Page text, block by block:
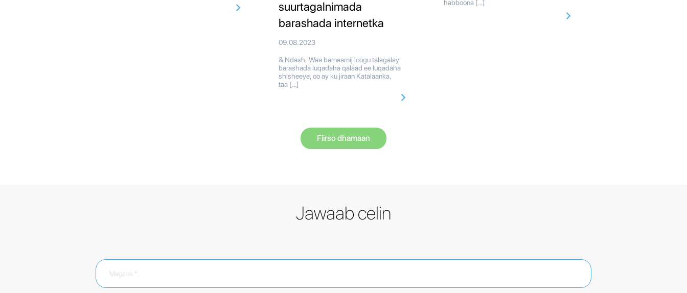
suurtagalnimada
barashada internetka
09.08.2023
& Ndash; Waa barnaamij loogu talagalay
barashada luqadaha qalaad ee luqadaha
shisheeye, oo ay ku jiraan Katalaanka,
taa […]
habboona […]
Fiirso dhamaan
Jawaab celin